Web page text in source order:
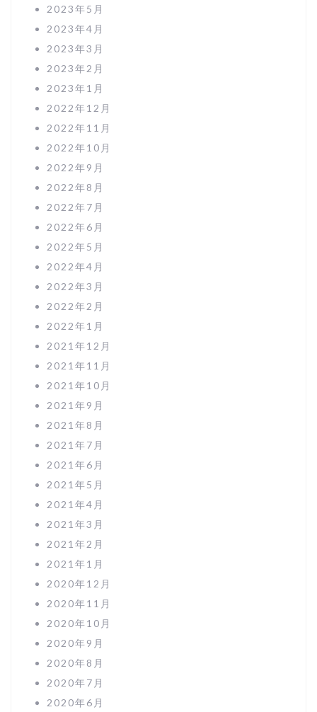
2023年5月
2023年4月
2023年3月
2023年2月
2023年1月
2022年12月
2022年11月
2022年10月
2022年9月
2022年8月
2022年7月
2022年6月
2022年5月
2022年4月
2022年3月
2022年2月
2022年1月
2021年12月
2021年11月
2021年10月
2021年9月
2021年8月
2021年7月
2021年6月
2021年5月
2021年4月
2021年3月
2021年2月
2021年1月
2020年12月
2020年11月
2020年10月
2020年9月
2020年8月
2020年7月
2020年6月